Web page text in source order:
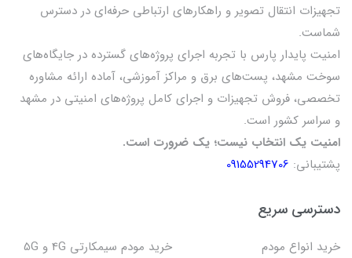
مناسب ترین قیمت پکیج دوربین مدار بسته بی
سیم
قیمت پکیج‌های دوربین مداربسته بی سیم معمولاً بسته به تعداد
دوربین‌ها، کیفیت تصویر، و امکانات اضافی متفاوت است. برای مثال:
پکیج 2 عددی دوربین: حدود 9,710,000 تومان
پکیج 8 عددی دوربین: حدود 17,500,000 تومان
این قیمت‌ها ممکن است بسته به فروشگاه و مدل دوربین‌ها متفاوت
تجهیزات انتقال تصویر و راهکارهای ارتباطی حرفه‌ای در دسترس
شماست.
امنیت پایدار پارس با تجربه اجرای پروژه‌های گسترده در جایگاه‌های
سوخت مشهد، پست‌های برق و مراکز آموزشی، آماده ارائه مشاوره
تخصصی، فروش تجهیزات و اجرای کامل پروژه‌های امنیتی در مشهد
و سراسر کشور است.
امنیت یک انتخاب نیست؛ یک ضرورت است.
پشتیبانی: 09155294706
دسترسی سریع
خرید انواع مودم
خرید مودم سیمکارتی 4G و 5G